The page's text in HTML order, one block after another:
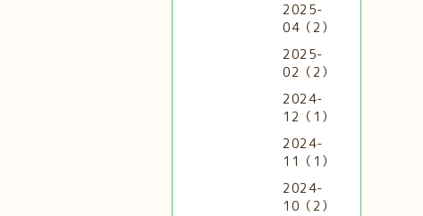
2025-
04（2）
2025-
02（2）
2024-
12（1）
2024-
11（1）
2024-
10（2）